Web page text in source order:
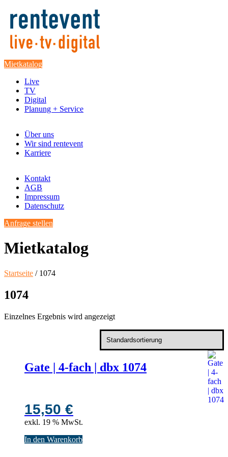
Mietkatalog
Live
TV
Digital
Planung + Service
Über uns
Wir sind rentevent
Karriere
Kontakt
AGB
Impressum
Datenschutz
Anfrage stellen
Mietkatalog
Startseite / 1074
1074
Einzelnes Ergebnis wird angezeigt
Gate | 4-fach | dbx 1074
15,50 €
exkl. 19 % MwSt.
In den Warenkorb